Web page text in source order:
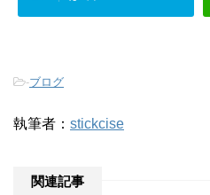
-ブログ
執筆者： stickcise
関連記事